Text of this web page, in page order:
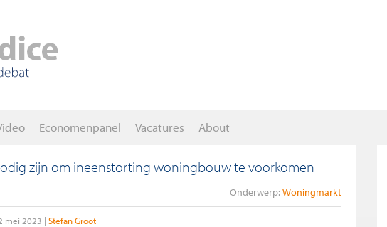
Economenpanel Vacatures About
zijn om ineenstorting woningbouw te voorkomen
Onderwerp: Woningmarkt
mei 2023 Stefan Groot